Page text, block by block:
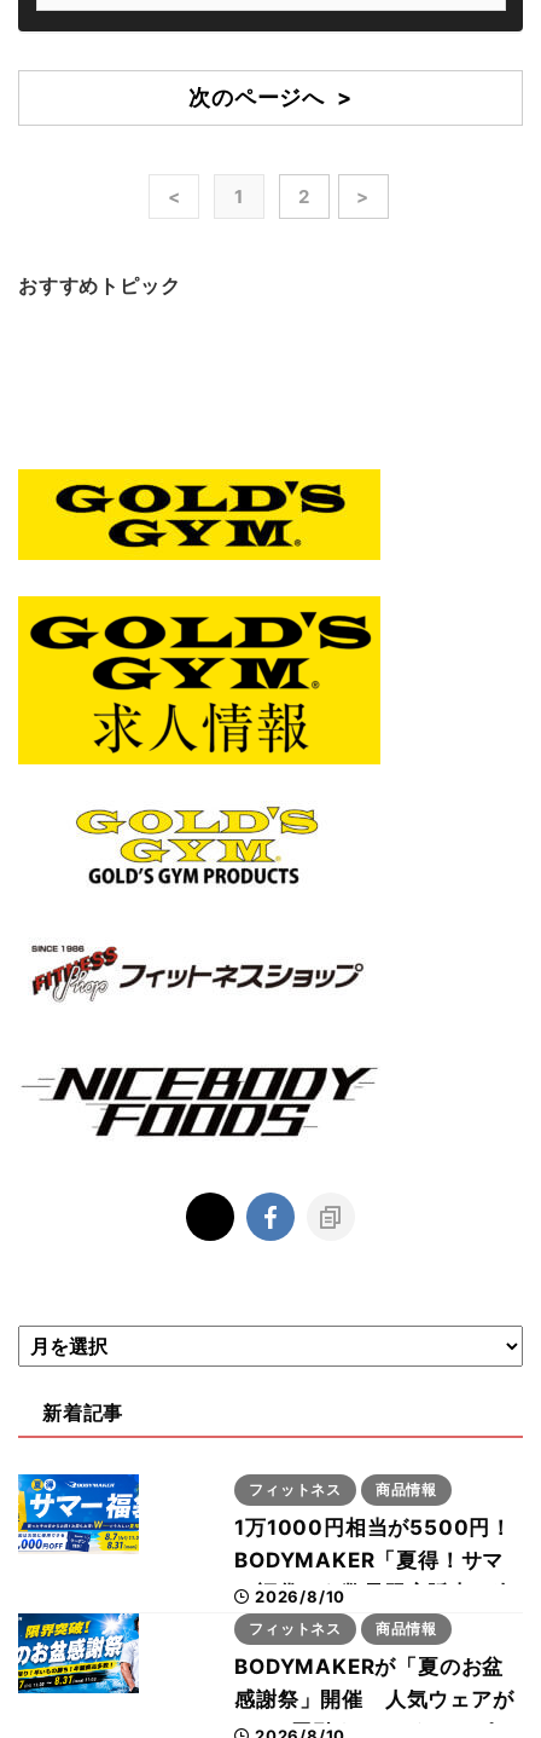
次のページへ >
< 1 2 >
おすすめトピック
新着記事
フィットネス 商品情報
1万1000円相当が5500円！
BODYMAKER「夏得！サマ
ー福袋」を数量限定販売 次
回使える1000円OFFクーポ
ンも
2026/8/10
フィットネス 商品情報
BODYMAKERが「夏のお盆
感謝祭」開催 人気ウェアが
1000円引き、UVクールポン